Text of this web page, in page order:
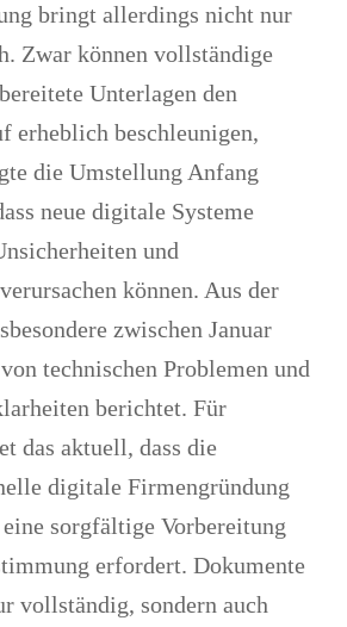
bringt allerdings nicht nur
Zwar können vollständige
Unterlagen den
erheblich beschleunigen,
die Umstellung Anfang
neue digitale Systeme
und
können. Aus der
zwischen Januar
technischen Problemen und
berichtet. Für
das aktuell, dass die
digitale Firmengründung
sorgfältige Vorbereitung
erfordert. Dokumente
vollständig, sondern auch